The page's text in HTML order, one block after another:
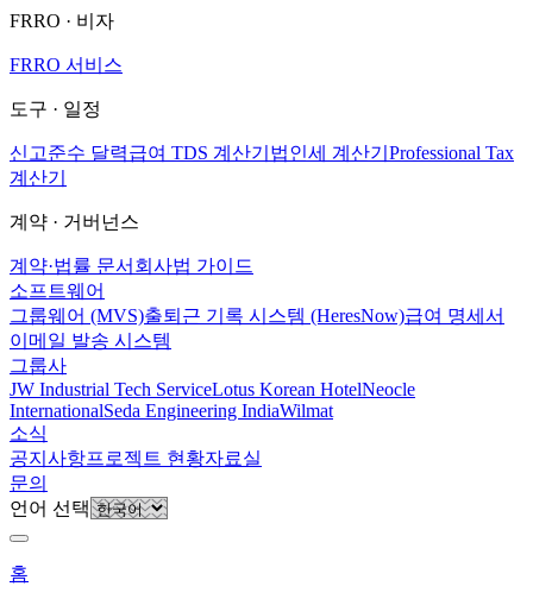
FRRO · 비자
FRRO 서비스
도구 · 일정
신고준수 달력급여 TDS 계산기 법인세 계산기 Professional Tax
계산기
계약 · 거버넌스
계약·법률 문서 회사법 가이드
소프트웨어
그룹웨어 (MVS)출퇴근 기록 시스템 (HeresNow)급여 명세서
이메일 발송 시스템
그룹사
JW Industrial Tech ServiceLotus Korean HotelNeocle
InternationalSeda Engineering IndiaWilmat
소식
공지사항프로젝트 현황자료실
문의
언어 선택
홈